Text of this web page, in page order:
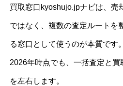
買取窓口kyoshujo.jpナビは、売
ではなく、複数の査定ルートを
る窓口として使うのが本質です。
2026年時点でも、一括査定と
を左右します。